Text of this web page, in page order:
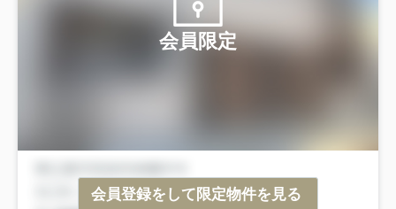
会員限定
会員登録をして限定物件を見る